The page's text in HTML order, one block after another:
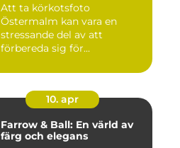
Att ta körkotsfoto
Östermalm kan vara en
stressande del av att
förbereda sig för...
10. apr
Farrow & Ball: En värld av
färg och elegans